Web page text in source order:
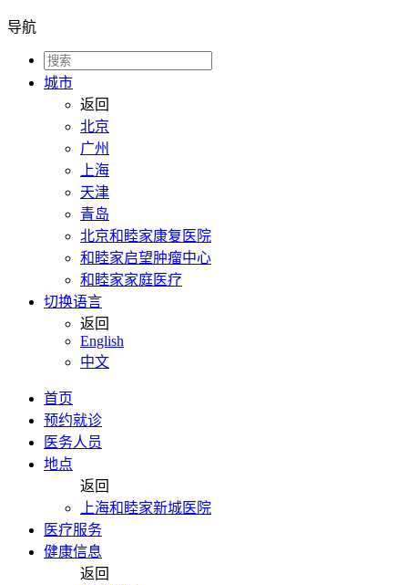
导航
城市
返回
北京
广州
上海
天津
青岛
北京和睦家康复医院
和睦家启望肿瘤中心
和睦家家庭医疗
切换语言
返回
English
中文
首页
预约就诊
医务人员
地点
返回
上海和睦家新城医院
医疗服务
健康信息
返回